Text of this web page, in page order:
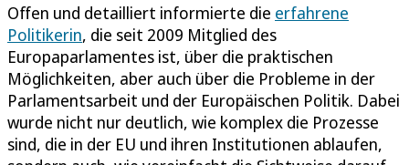
Offen und detailliert informierte die erfahrene
Politikerin, die seit 2009 Mitglied des
Europaparlamentes ist, über die praktischen
Möglichkeiten, aber auch über die Probleme in der
Parlamentsarbeit und der Europäischen Politik. Dabei
wurde nicht nur deutlich, wie komplex die Prozesse
sind, die in der EU und ihren Institutionen ablaufen,